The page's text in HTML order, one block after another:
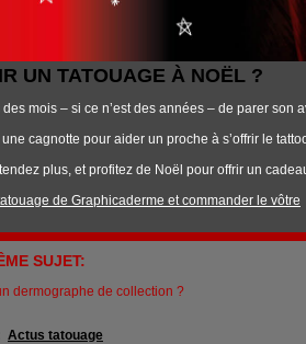
UN TATOUAGE À NOËL ?
mois – si ce n’est des années – de parer son
cagnotte pour aider un proche à s’offrir le
plus, et profitez de Noël pour offrir un
de Graphicaderme et commander le vôtre
SUJET:
dermographe de collection ?
Actus tatouage